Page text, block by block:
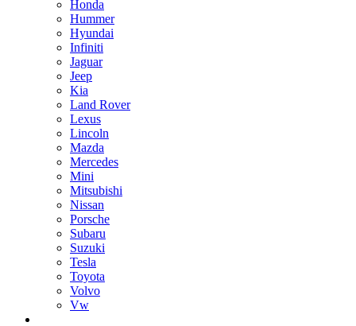
Honda
Hummer
Hyundai
Infiniti
Jaguar
Jeep
Kia
Land Rover
Lexus
Lincoln
Mazda
Mercedes
Mini
Mitsubishi
Nissan
Porsche
Subaru
Suzuki
Tesla
Toyota
Volvo
Vw